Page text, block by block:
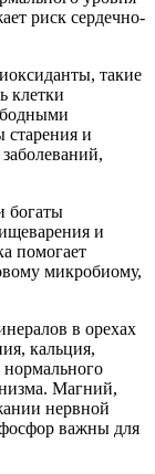
риск сердечно-
такие
клетки
старения и
богаты
и
помогает
микробиому,
в орехах
кальция,
Магний,
нервной
важны для